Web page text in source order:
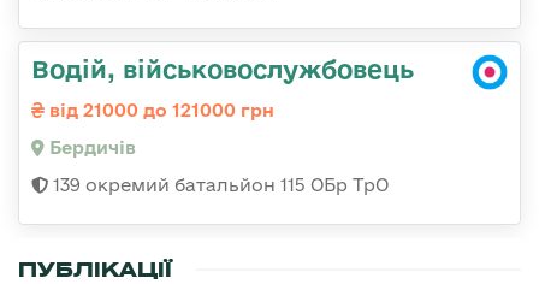
Водій, військовослужбовець
від 21000 до 121000 грн
Бердичів
139 окремий батальйон 115 ОБр ТрО
ПУБЛІКАЦІЇ